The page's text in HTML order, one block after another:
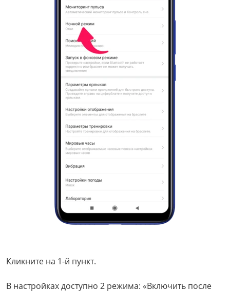
Кликните на 1-й пункт.
В настройках доступно 2 режима: «Включить после